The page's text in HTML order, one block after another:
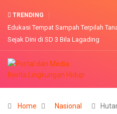
TRENDING
Konsultasi AMDAL Tambang
Home Nasional